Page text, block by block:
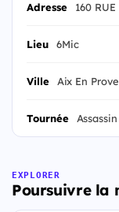
Adresse 160 RUE
Lieu 6Mic
Ville Aix En
Tournée Assassin
EXPLORER
Poursuivre la